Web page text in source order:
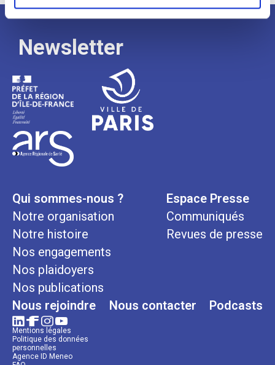
Newsletter
Qui sommes-nous ?
Notre organisation
Notre histoire
Nos engagements
Nos plaidoyers
Nos publications
Espace Presse
Communiqués
Revues de presse
Nous rejoindre Nous contacter Podcasts
Mentions légales
Politique des données
personnelles
Agence ID Meneo